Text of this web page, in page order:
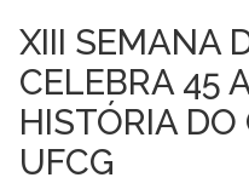
XIII SEMANA
CELEBRA 45
HISTÓRIA
UFCG